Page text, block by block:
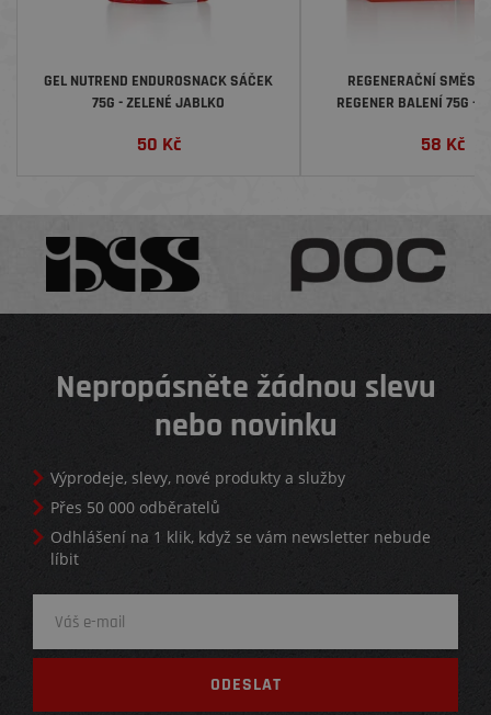
GEL NUTREND ENDUROSNACK SÁČEK
75G - ZELENÉ JABLKO
50 Kč
REGENERAČNÍ SMĚS
REGENER BALENÍ 75G -
58 Kč
Nepropásněte žádnou slevu
nebo novinku
Výprodeje, slevy, nové produkty a služby
Přes 50 000 odběratelů
Odhlášení na 1 klik, když se vám newsletter nebude
líbit